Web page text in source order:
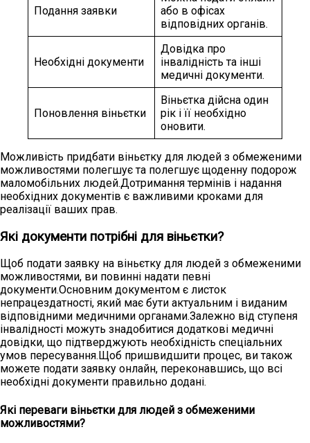
Подання заявки
або в офісах
відповідних органів.
Необхідні документи
Довідка про
інвалідність та інші
медичні документи.
Поновлення віньєтки
Віньєтка дійсна один
рік і її необхідно
оновити.
Можливість придбати віньєтку для людей з обмеженими
можливостями полегшує та полегшує щоденну подорож
маломобільних людей.Дотримання термінів і надання
необхідних документів є важливими кроками для
реалізації ваших прав.
Які документи потрібні для віньєтки?
Щоб подати заявку на віньєтку для людей з обмеженими
можливостями, ви повинні надати певні
документи.Основним документом є листок
непрацездатності, який має бути актуальним і виданим
відповідними медичними органами.Залежно від ступеня
інвалідності можуть знадобитися додаткові медичні
довідки, що підтверджують необхідність спеціальних
умов пересування.Щоб пришвидшити процес, ви також
можете подати заявку онлайн, переконавшись, що всі
необхідні документи правильно додані.
Які переваги віньєтки для людей з обмеженими
можливостями?